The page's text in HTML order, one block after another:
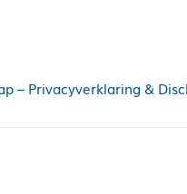
– Privacyverklaring &